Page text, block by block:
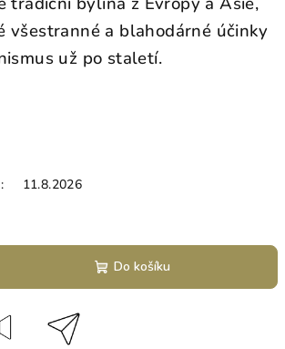
všestranné a blahodárné účinky
už po staletí.
11.8.2026
Do košíku